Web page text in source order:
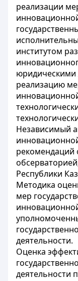
реализации
институтом
реализацию
Независимый
рекомендаций
Республики
Методика
мер
деятельности.
Оценка
деятельности